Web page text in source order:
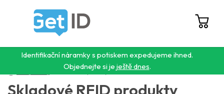
Identifikační náramky s potiskem expedujeme ihned.
Objednejte si je ještě dnes.
Hledat
Skladové RFID produkty
Skladové RFID produkty